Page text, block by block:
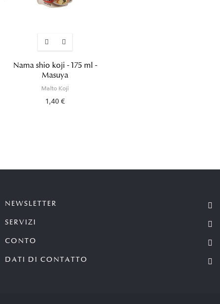
Nama shio koji - 175 ml -
Masuya
Malto Koji
1,40 €
NEWSLETTER
SERVIZI
CONTO
DATI DI CONTATTO